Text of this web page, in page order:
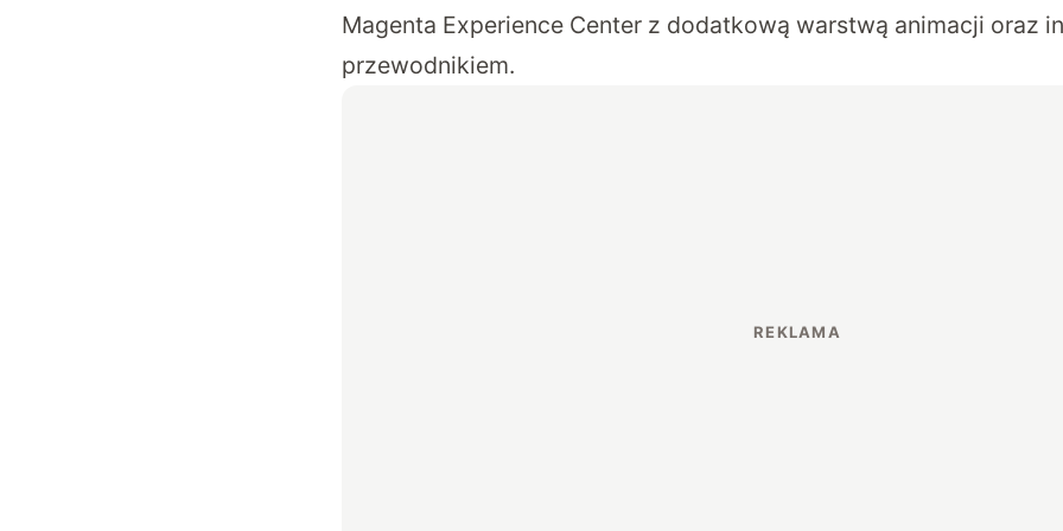
Magenta Experience Center z dodatkową warstwą animacji oraz
przewodnikiem.